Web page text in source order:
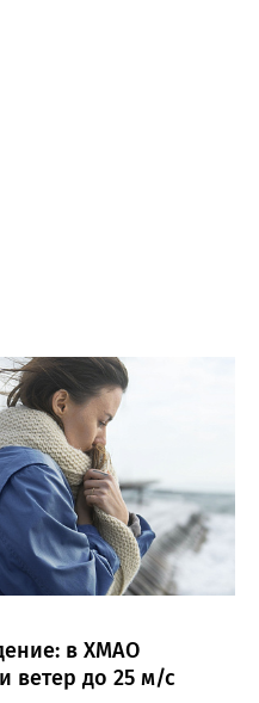
в ХМАО
ветер до 25 м/с